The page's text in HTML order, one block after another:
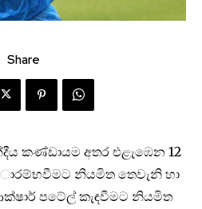
Share
කණ්ඩායම අතර එළැඹෙන 12
නියමිත තෙවැනි හා
පටේල් කැඳවීමට නියමිත